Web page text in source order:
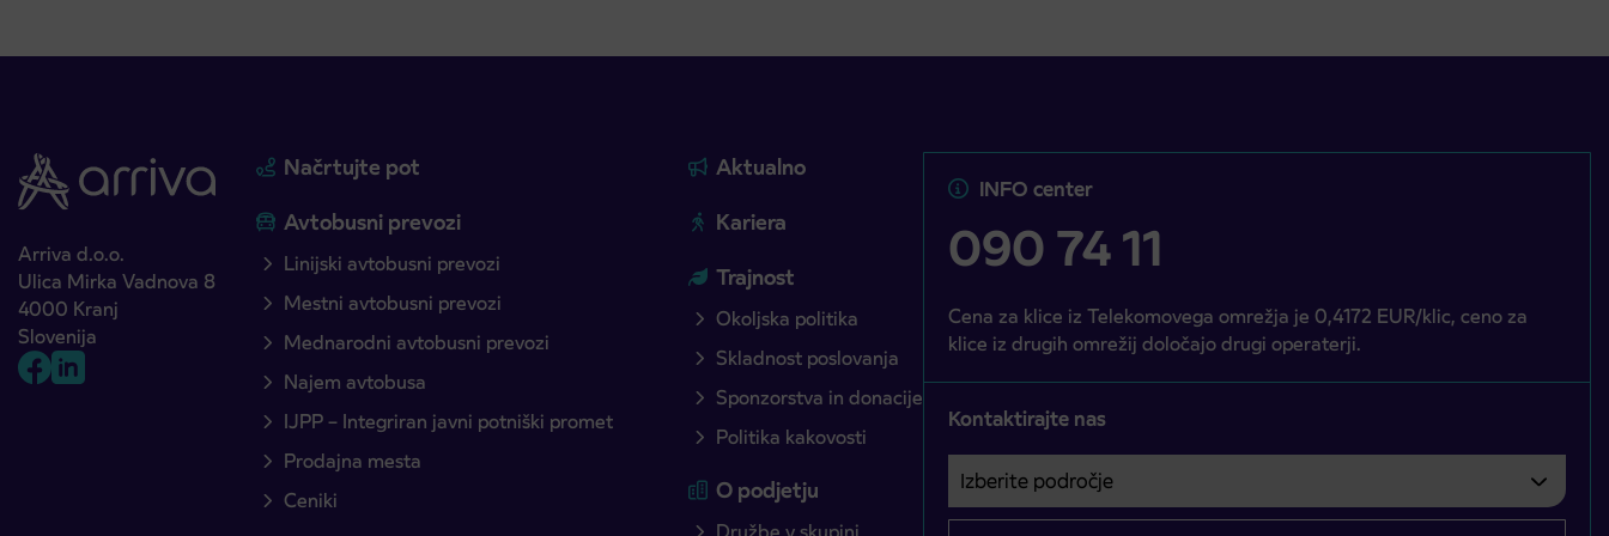
Arriva d.o.o.
Ulica Mirka Vadnova 8
4000 Kranj
Slovenija
Načrtujte pot
Avtobusni prevozi
Linijski avtobusni prevozi
Mestni avtobusni prevozi
Mednarodni avtobusni prevozi
Najem avtobusa
IJPP – Integriran javni potniški promet
Prodajna mesta
Ceniki
Aktualno
Kariera
Trajnost
Okoljska politika
Skladnost poslovanja
Sponzorstva in donacije
Politika kakovosti
O podjetju
INFO center
090 74 11
Cena za klice iz Telekomovega omrežja je 0,4172 EUR/klic, ceno za
klice iz drugih omrežij določajo drugi operaterji.
Kontaktirajte nas
Izberite področje
Področje je obvezno izbrati.